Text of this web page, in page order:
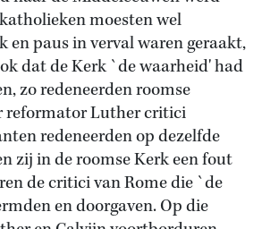
moesten wel
en paus in verval waren geraakt,
dat de Kerk `de waarheid' had
zo redeneerden roomse
reformator Luther critici
redeneerden op dezelfde
zij in de roomse Kerk een fout
de critici van Rome die `de
en doorgaven. Op die